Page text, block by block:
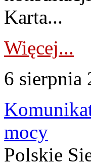
Karta...
Więcej...
6 sierpnia
mocy
Polskie